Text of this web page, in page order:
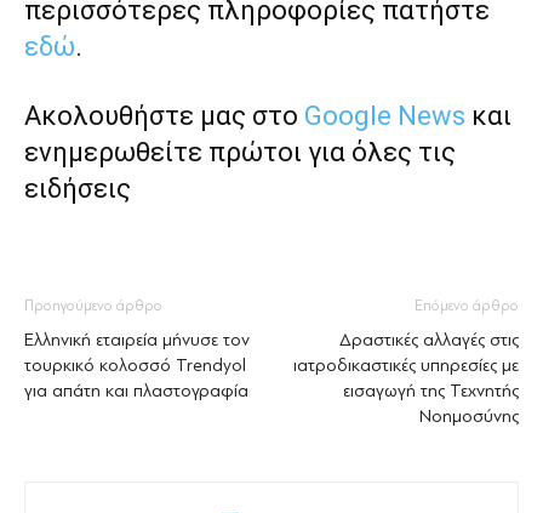
περισσότερες πληροφορίες πατήστε
εδώ.
Ακολουθήστε μας στο Google News και
ενημερωθείτε πρώτοι για όλες τις
ειδήσεις
Προηγούμενο άρθρο
Ελληνική εταιρεία μήνυσε τον
τουρκικό κολοσσό Trendyol
για απάτη και πλαστογραφία
Επόμενο άρθρο
Δραστικές αλλαγές στις
ιατροδικαστικές υπηρεσίες με
εισαγωγή της Τεχνητής
Νοημοσύνης